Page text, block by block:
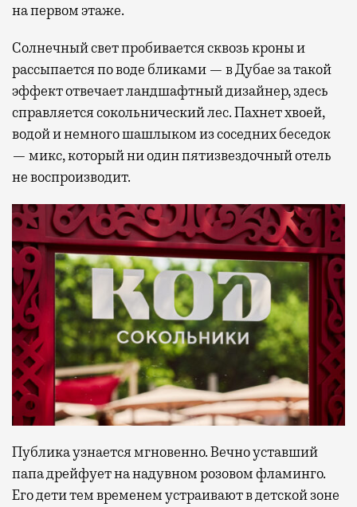
на первом этаже.
Солнечный свет пробивается сквозь кроны и
рассыпается по воде бликами — в Дубае за такой
эффект отвечает ландшафтный дизайнер, здесь
справляется сокольнический лес. Пахнет хвоей,
водой и немного шашлыком из соседних беседок
— микс, который ни один пятизвездочный отель
не воспроизводит.
Публика узнается мгновенно. Вечно уставший
папа дрейфует на надувном розовом фламинго.
Его дети тем временем устраивают в детской зоне